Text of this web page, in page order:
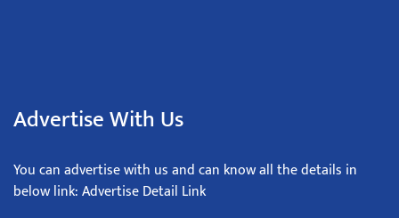
Advertise With Us
You can advertise with us and can know all the details in
below link: Advertise Detail Link